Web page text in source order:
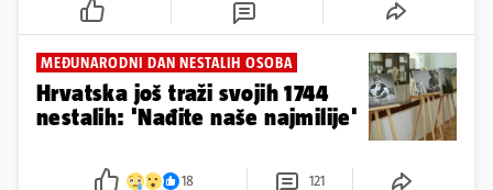
MEĐUNARODNI DAN NESTALIH OSOBA
Hrvatska još traži svojih 1744
nestalih: 'Nađite naše najmilije'
18 121